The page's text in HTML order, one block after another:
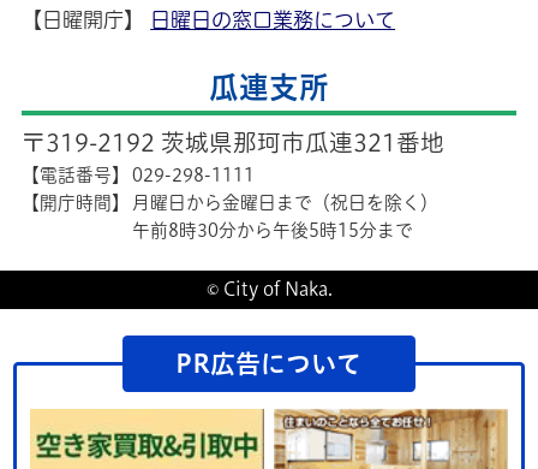
【日曜開庁】
日曜日の窓口業務について
瓜連支所
〒319-2192 茨城県那珂市瓜連321番地
【電話番号】
029-298-1111
【開庁時間】
月曜日から金曜日まで（祝日を除く）
午前8時30分から午後5時15分まで
© City of Naka.
PR広告について